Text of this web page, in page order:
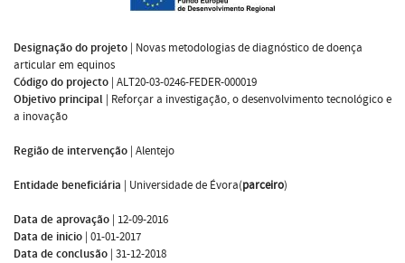
Designação do projeto | Novas metodologias de diagnóstico de doença
articular em equinos
Código do projecto | ALT20-03-0246-FEDER-000019
Objetivo principal | Reforçar a investigação, o desenvolvimento tecnológico e
a inovação
Região de intervenção | Alentejo
Entidade beneficiária | Universidade de Évora(parceiro)
Data de aprovação | 12-09-2016
Data de inicio | 01-01-2017
Data de conclusão | 31-12-2018